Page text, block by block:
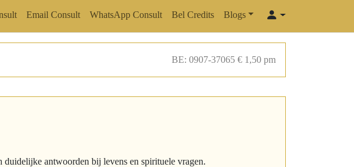
Email Consult WhatsApp Consult Bel Credits Blogs
BE: 0907-37065 € 1,50 pm
antwoorden bij levens en spirituele vragen.